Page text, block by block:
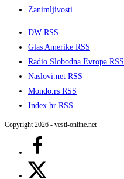
Zanimljivosti
DW RSS
Glas Amerike RSS
Radio Slobodna Evropa RSS
Naslovi.net RSS
Mondo.rs RSS
Index.hr RSS
Copyright 2026 - vesti-online.net